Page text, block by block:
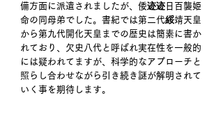
備方面に派遣されましたが、倭迹迹日百襲姫
命の同母弟でした。書紀では第二代綏靖天皇
から第九代開化天皇までの歴史は簡素に書か
れており、欠史八代と呼ばれ実在性を一般的
には疑われてますが、科学的なアプローチと
照らし合わせながら引き続き謎が解明されて
いく事を期待します。